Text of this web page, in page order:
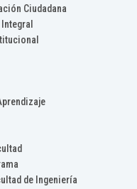
Ciudadana
de Ingeniería